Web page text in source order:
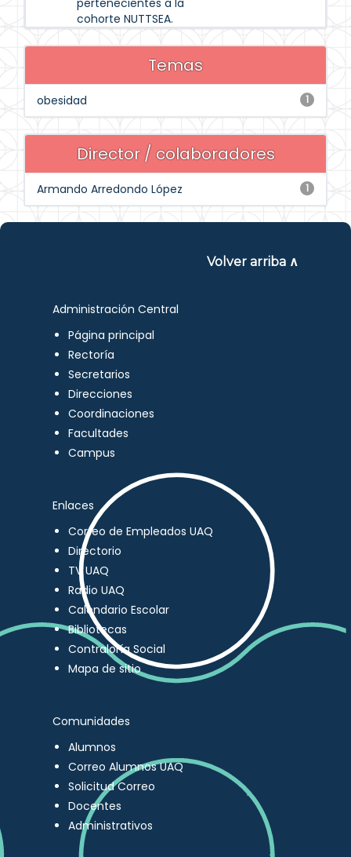
pertenecientes a la
cohorte NUTTSEA.
Temas
1
obesidad
Director / colaboradores
1
Armando Arredondo López
Volver arriba ∧
Administración Central
Página principal
Rectoría
Secretarios
Direcciones
Coordinaciones
Facultades
Campus
Enlaces
Correo de Empleados UAQ
Directorio
TV UAQ
Radio UAQ
Calendario Escolar
Bibliotecas
Contraloría Social
Mapa de sitio
Comunidades
Alumnos
Correo Alumnos UAQ
Solicitud Correo
Docentes
Administrativos